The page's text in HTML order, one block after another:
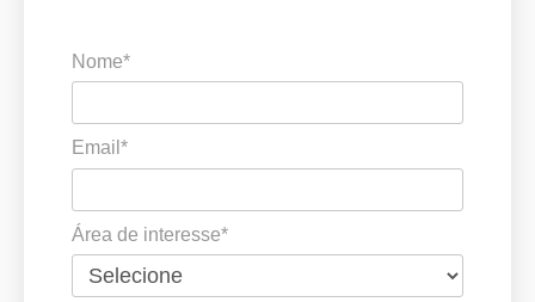
Nome*
Email*
Área de interesse*